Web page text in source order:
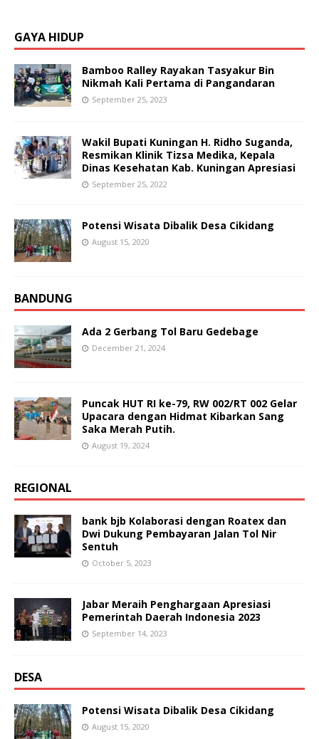
GAYA HIDUP
Bamboo Ralley Rayakan Tasyakur Bin
Nikmah Kali Pertama di Pangandaran
September 25, 2023
Wakil Bupati Kuningan H. Ridho Suganda,
Resmikan Klinik Tizsa Medika, Kepala
Dinas Kesehatan Kab. Kuningan Apresiasi
September 25, 2022
Potensi Wisata Dibalik Desa Cikidang
August 15, 2020
BANDUNG
Ada 2 Gerbang Tol Baru Gedebage
December 21, 2024
Puncak HUT RI ke-79, RW 002/RT 002 Gelar
Upacara dengan Hidmat Kibarkan Sang
Saka Merah Putih.
August 19, 2024
REGIONAL
bank bjb Kolaborasi dengan Roatex dan
Dwi Dukung Pembayaran Jalan Tol Nir
Sentuh
October 5, 2023
Jabar Meraih Penghargaan Apresiasi
Pemerintah Daerah Indonesia 2023
September 14, 2023
DESA
Potensi Wisata Dibalik Desa Cikidang
August 15, 2020